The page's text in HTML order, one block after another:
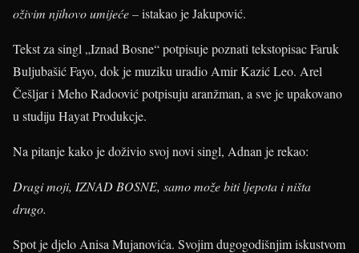
oživim njihovo umijeće –istakao je Jakupović.
Tekst za singl „Iznad Bosne“ potpisuje poznati tekstopisac Faruk
Buljubašić Fayo, dok je muziku uradio Amir Kazić Leo. Arel
Češljar i Meho Radoović potpisuju aranžman, a sve je upakovano
u studiju Hayat Produkcje.
Na pitanje kako je doživio svoj novi singl, Adnan je rekao:
Dragi moji, IZNAD BOSNE, samo može biti ljepota i ništa
drugo.
Spot je djelo Anisa Mujanovića. Svojim dugogodišnjim iskustvom